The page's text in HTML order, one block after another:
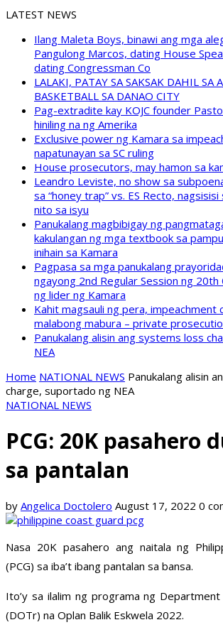
LATEST NEWS
Ilang Maleta Boys, binawi ang mga
Pangulong Marcos, dating House
dating Congressman Co
LALAKI, PATAY SA SAKSAK DAHIL SA
BASKETBALL SA DANAO CITY
Pag-extradite kay KOJC founder
hiniling na ng Amerika
Exclusive power ng Kamara sa
napatunayan sa SC ruling
House prosecutors, may hamon sa
Leandro Leviste, no show sa
sa “honey trap” vs. ES Recto,
nito sa isyu
Panukalang magbibigay ng
kakulangan ng mga textbook sa
inihain sa Kamara
Pagpasa sa mga panukalang
ngayong 2nd Regular Session ng 20th
ng lider ng Kamara
Kahit magsauli ng pera, impeachment
malabong mabura – private
Panukalang alisin ang systems loss
NEA
Home NATIONAL NEWS Panukalang alisin
charge, suportado ng NEA
NATIONAL NEWS
PCG: 20K pasahero
sa pantalan
by Angelica Doctolero August 17, 2022 0
Nasa 20K pasahero ang naitala ng
(PCG) sa iba’t ibang pantalan sa bansa.
Ito’y sa ilalim ng programa ng
(DOTr) na Oplan Balik Eskwela 2022.